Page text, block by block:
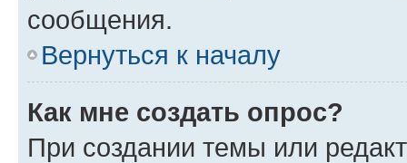
сообщения.
Вернуться к началу
Как мне создать опрос?
При создании темы или